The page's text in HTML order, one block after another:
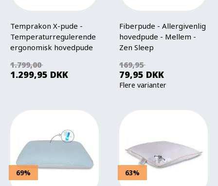
Temprakon X-pude -
Temperaturregulerende
ergonomisk hovedpude
1.799,00
1.299,95 DKK
Fiberpude - Allergivenlig
hovedpude - Mellem -
Zen Sleep
169,95
79,95 DKK
Flere varianter
69% 63%